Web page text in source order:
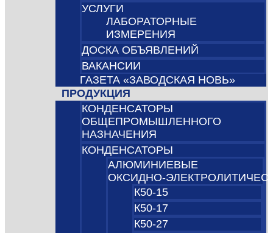
УСЛУГИ
ЛАБОРАТОРНЫЕ
ИЗМЕРЕНИЯ
ДОСКА ОБЪЯВЛЕНИЙ
ВАКАНСИИ
ГАЗЕТА «ЗАВОДСКАЯ НОВЬ»
ПРОДУКЦИЯ
КОНДЕНСАТОРЫ
ОБЩЕПРОМЫШЛЕННОГО
НАЗНАЧЕНИЯ
КОНДЕНСАТОРЫ
АЛЮМИНИЕВЫЕ
К50-15
К50-17
К50-27